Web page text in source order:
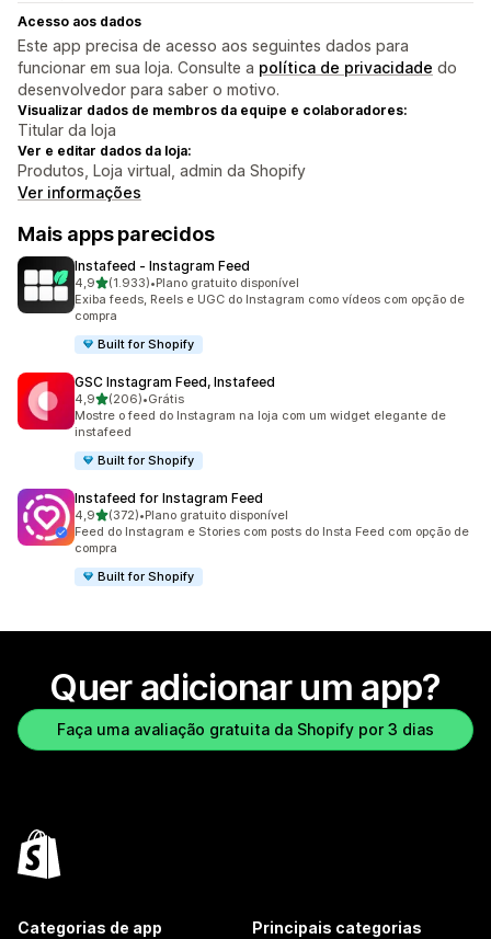
Acesso aos dados
Este app precisa de acesso aos seguintes dados para
funcionar em sua loja. Consulte a política de privacidade do
desenvolvedor para saber o motivo.
Visualizar dados de membros da equipe e colaboradores:
Titular da loja
Ver e editar dados da loja:
Produtos, Loja virtual, admin da Shopify
Ver informações
Mais apps parecidos
Instafeed ‑ Instagram Feed
4,9de 5 estrelas
(1.933)
1933 avaliações ao todo
•Plano gratuito disponível
Exiba feeds, Reels e UGC do Instagram como vídeos com opção de
compra
Built for Shopify
GSC Instagram Feed, Instafeed
4,9de 5 estrelas
(206)
206 avaliações ao todo
•Grátis
Mostre o feed do Instagram na loja com um widget elegante de
instafeed
Built for Shopify
Instafeed for Instagram Feed
4,9de 5 estrelas
(372)
372 avaliações ao todo
•Plano gratuito disponível
Feed do Instagram e Stories com posts do Insta Feed com opção de
compra
Built for Shopify
Quer adicionar um app?
Faça uma avaliação gratuita da Shopify por 3 dias
Categorias de app Principais categorias